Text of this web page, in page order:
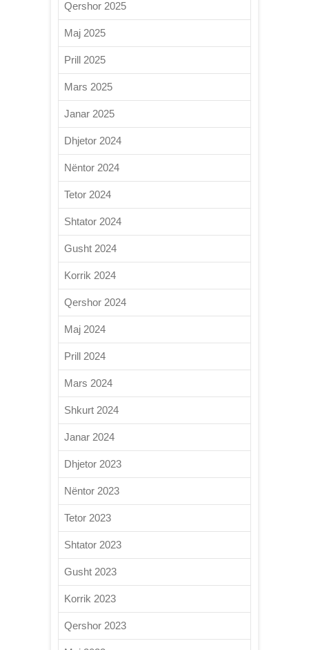
Qershor 2025
Maj 2025
Prill 2025
Mars 2025
Janar 2025
Dhjetor 2024
Nëntor 2024
Tetor 2024
Shtator 2024
Gusht 2024
Korrik 2024
Qershor 2024
Maj 2024
Prill 2024
Mars 2024
Shkurt 2024
Janar 2024
Dhjetor 2023
Nëntor 2023
Tetor 2023
Shtator 2023
Gusht 2023
Korrik 2023
Qershor 2023